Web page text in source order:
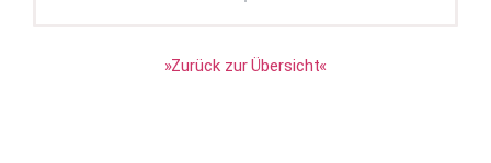
»Zurück zur Übersicht«